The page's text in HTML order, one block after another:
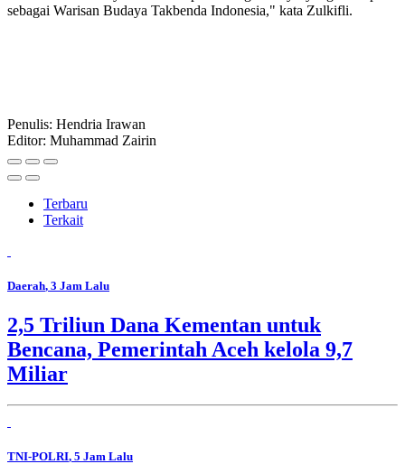
sebagai Warisan Budaya Takbenda Indonesia," kata Zulkifli.
Penulis: Hendria Irawan
Editor: Muhammad Zairin
Terbaru
Terkait
Daerah, 3 Jam Lalu
2,5 Triliun Dana Kementan untuk
Bencana, Pemerintah Aceh kelola 9,7
Miliar
TNI-POLRI, 5 Jam Lalu